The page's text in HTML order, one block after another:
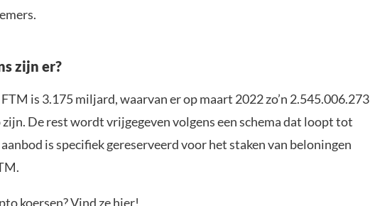
zijn er?
is 3.175 miljard, waarvan er op maart 2022 zo’n 2.545.006.273
De rest wordt vrijgegeven volgens een schema dat loopt tot
is specifiek gereserveerd voor het staken van beloningen
koersen? Vind zehier!